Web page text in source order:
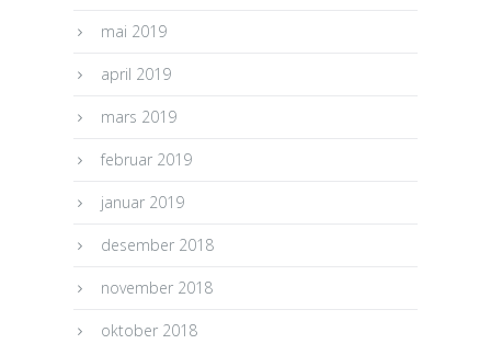
mai 2019
april 2019
mars 2019
februar 2019
januar 2019
desember 2018
november 2018
oktober 2018